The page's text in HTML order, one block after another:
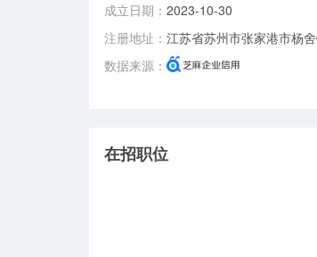
成立日期：2023-10-30
注册地址：江苏省苏州市张家港市杨
数据来源：
在招职位